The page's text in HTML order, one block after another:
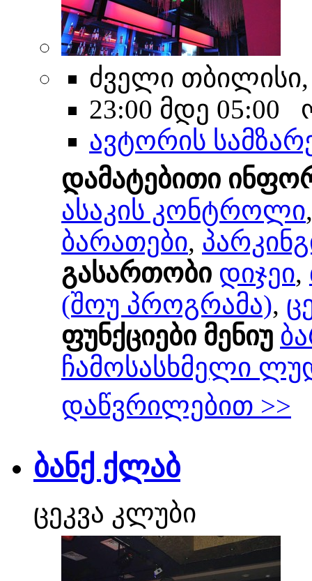
ძველი თბილისი,
23:00 მდე 05:00
ავტორის
დამატებითი
ასაკის კონტროლი
ბარათები,
გასართობი დიჯეი,
(შოუ პროგრამა),
ფუნქციები მენიუ
ჩამოსასხმელი
დაწვრილებით >>
ბანქ ქლაბ
ცეკვა კლუბი